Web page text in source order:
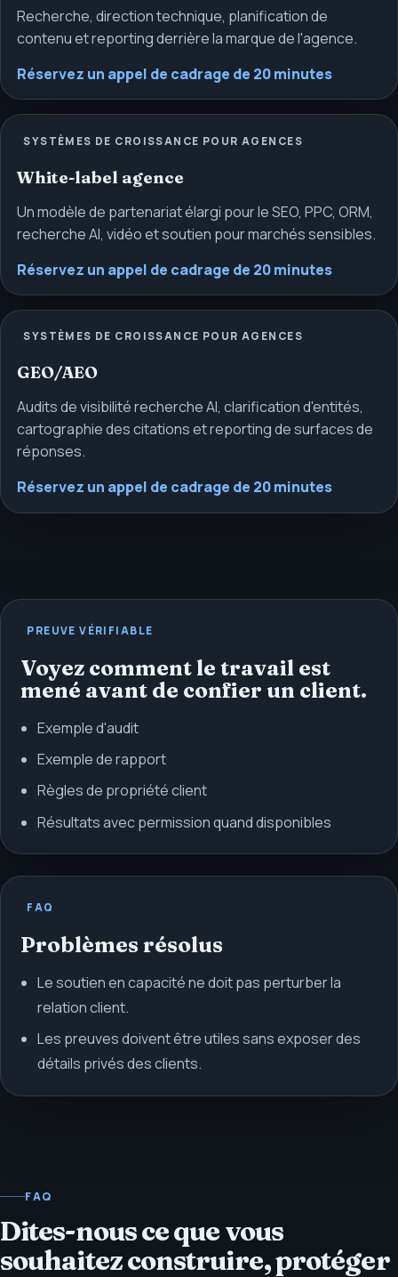
Recherche, direction technique, planification de
contenu et reporting derrière la marque de l'agence.
Réservez un appel de cadrage de 20 minutes
SYSTÈMES DE CROISSANCE POUR AGENCES
White-label agence
Un modèle de partenariat élargi pour le SEO, PPC, ORM,
recherche AI, vidéo et soutien pour marchés sensibles.
Réservez un appel de cadrage de 20 minutes
SYSTÈMES DE CROISSANCE POUR AGENCES
GEO/AEO
Audits de visibilité recherche AI, clarification d'entités,
cartographie des citations et reporting de surfaces de
réponses.
Réservez un appel de cadrage de 20 minutes
PREUVE VÉRIFIABLE
Voyez comment le travail est
mené avant de confier un client.
Exemple d'audit
Exemple de rapport
Règles de propriété client
Résultats avec permission quand disponibles
FAQ
Problèmes résolus
Le soutien en capacité ne doit pas perturber la
relation client.
Les preuves doivent être utiles sans exposer des
détails privés des clients.
FAQ
Dites-nous ce que vous
souhaitez construire, protéger